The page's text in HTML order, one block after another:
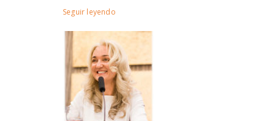
Seguir leyendo